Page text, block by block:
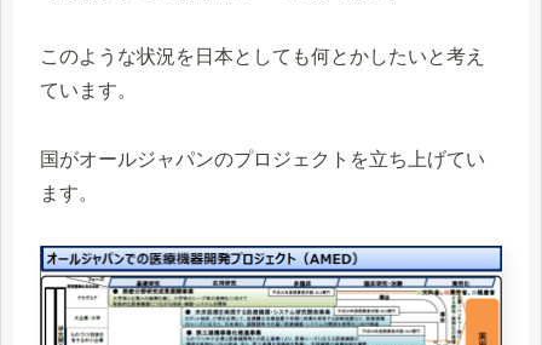
このような状況を日本としても何とかしたいと考え
ています。
国がオールジャパンのプロジェクトを立ち上げてい
ます。